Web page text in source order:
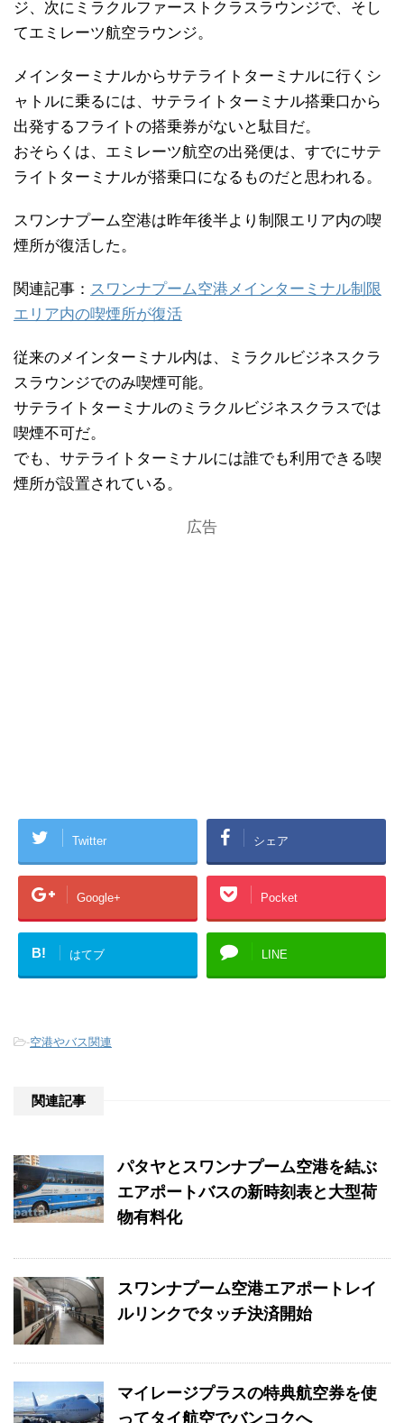
ジ、次にミラクルファーストクラスラウンジで、そし
てエミレーツ航空ラウンジ。
メインターミナルからサテライトターミナルに行くシ
ャトルに乗るには、サテライトターミナル搭乗口から
出発するフライトの搭乗券がないと駄目だ。
おそらくは、エミレーツ航空の出発便は、すでにサテ
ライトターミナルが搭乗口になるものだと思われる。
スワンナプーム空港は昨年後半より制限エリア内の喫
煙所が復活した。
関連記事： スワンナプーム空港メインターミナル制限
エリア内の喫煙所が復活
従来のメインターミナル内は、ミラクルビジネスクラ
スラウンジでのみ喫煙可能。
サテライトターミナルのミラクルビジネスクラスでは
喫煙不可だ。
でも、サテライトターミナルには誰でも利用できる喫
煙所が設置されている。
広告
Twitter シェア
Google+ Pocket
B! はてブ LINE
-空港やバス関連
関連記事
パタヤとスワンナプーム空港を結ぶ
エアポートバスの新時刻表と大型荷
物有料化
スワンナプーム空港エアポートレイ
ルリンクでタッチ決済開始
マイレージプラスの特典航空券を使
ってタイ航空でバンコクへ